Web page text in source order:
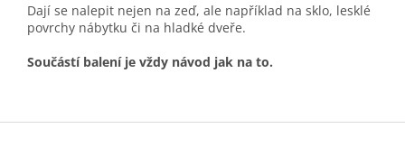
Dají se nalepit nejen na zeď, ale například na sklo, lesklé
povrchy nábytku či na hladké dveře.
Součástí balení je vždy návod jak na to.